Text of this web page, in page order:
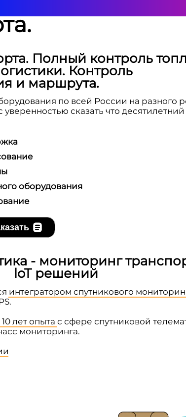
Полный контроль
Контроль
и маршрута.
по всей России на разного
уверенностью сказать что
оборудования
- мониторинг
loT решений
интегратором спутникового
лет опыта с сфере спутниковой
мониторинга.